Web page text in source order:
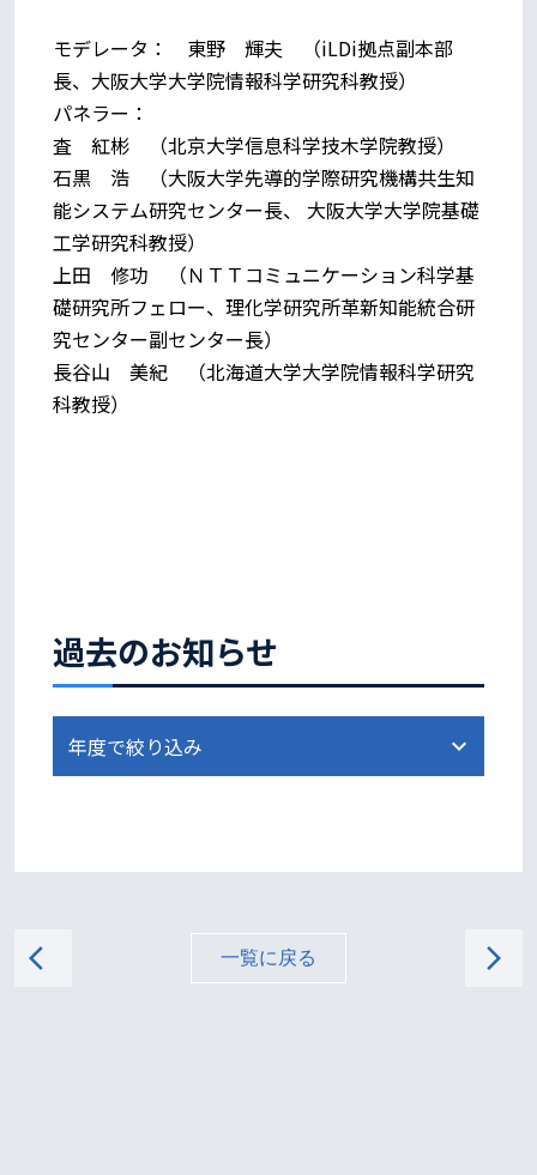
過去のお知らせ
モデレータ： 東野 輝夫 （iLDi拠点副本部
長、大阪大学大学院情報科学研究科教授）
パネラー：
査 紅彬 （北京大学信息科学技木学院教授）
石黒 浩 （大阪大学先導的学際研究機構共生知
能システム研究センター長、 大阪大学大学院基礎
工学研究科教授）
上田 修功 （ＮＴＴコミュニケーション科学基
礎研究所フェロー、理化学研究所革新知能統合研
究センター副センター長）
長谷山 美紀 （北海道大学大学院情報科学研究
科教授）
arrow_back_ios 一覧に戻る arrow_forward_ios